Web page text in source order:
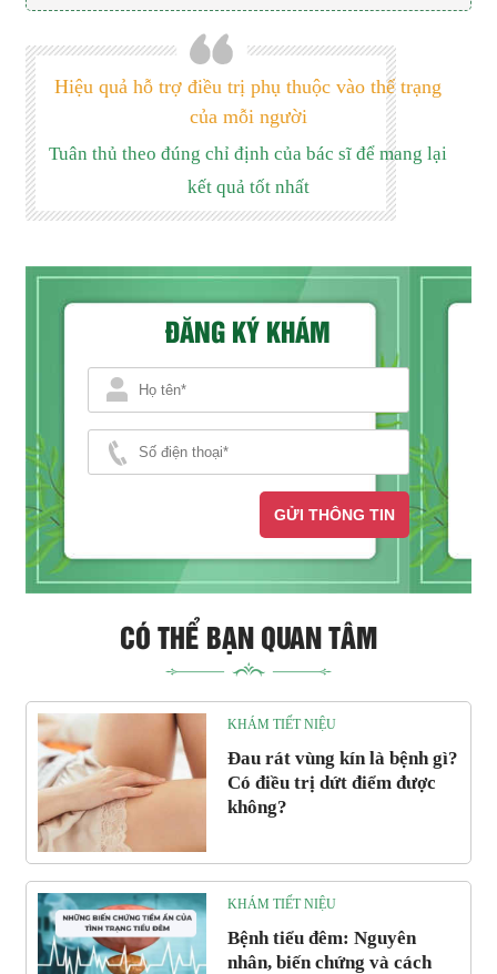
Hiệu quả hỗ trợ điều trị phụ thuộc vào thể trạng
của mỗi người
Tuân thủ theo đúng chỉ định của bác sĩ để mang lại
kết quả tốt nhất
ĐĂNG KÝ KHÁM
GỬI THÔNG TIN
CÓ THỂ BẠN QUAN TÂM
KHÁM TIẾT NIỆU
Đau rát vùng kín là bệnh gì?
Có điều trị dứt điểm được
không?
KHÁM TIẾT NIỆU
Bệnh tiểu đêm: Nguyên
nhân, biến chứng và cách